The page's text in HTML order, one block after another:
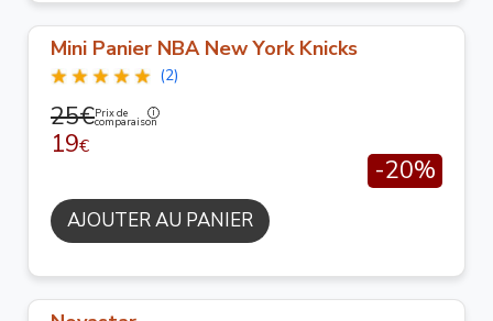
Mini Panier NBA New York Knicks
(2)
25€Prix de
comparaison
19€
-20%
AJOUTER AU PANIER